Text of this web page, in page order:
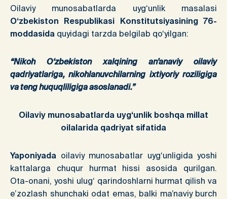
Oilaviy munosabatlarda uyg‘unlik masalasi
O‘zbekiston Respublikasi Konstitutsiyasining 76-
moddasida quyidagi tarzda belgilab qo‘yilgan:
“Nikoh O‘zbekiston xalqining an’anaviy oilaviy
qadriyatlariga, nikohlanuvchilarning ixtiyoriy roziligiga
va teng huquqliligiga asoslanadi.”
Oilaviy munosabatlarda uyg‘unlik boshqa millat
oilalarida qadriyat sifatida
Yaponiyada oilaviy munosabatlar uyg‘unligida yoshi
kattalarga chuqur hurmat hissi asosida qurilgan.
Ota-onani, yoshi ulug‘ qarindoshlarni hurmat qilish va
e’zozlash shunchaki odat emas, balki ma’naviy burch